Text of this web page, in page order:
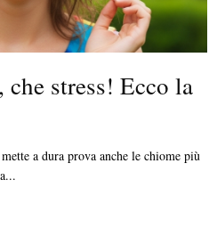
stress! Ecco la
a dura prova anche le chiome più